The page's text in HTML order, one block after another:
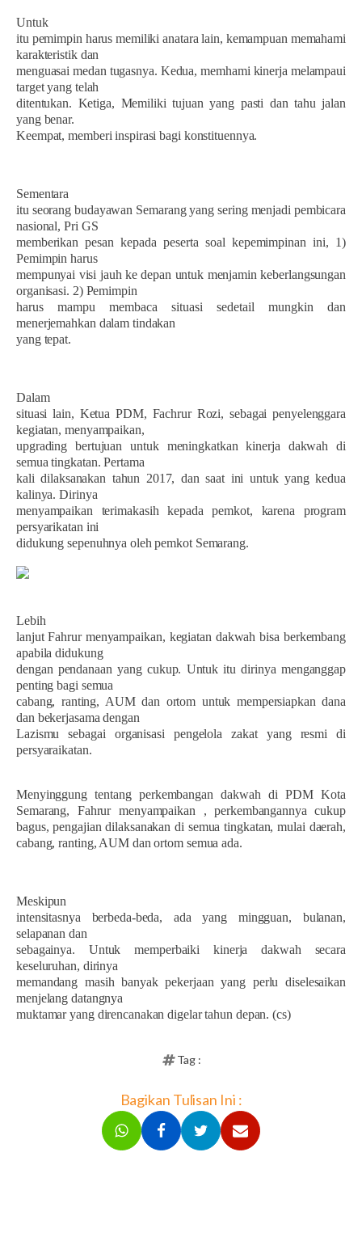
Untuk
itu pemimpin harus memiliki anatara lain, kemampuan memahami
karakteristik dan
menguasai medan tugasnya. Kedua, memhami kinerja melampaui
target yang telah
ditentukan. Ketiga, Memiliki tujuan yang pasti dan tahu jalan
yang benar.
Keempat, memberi inspirasi bagi konstituennya.
Sementara
itu seorang budayawan Semarang yang sering menjadi pembicara
nasional, Pri GS
memberikan pesan kepada peserta soal kepemimpinan ini, 1)
Pemimpin harus
mempunyai visi jauh ke depan untuk menjamin keberlangsungan
organisasi. 2) Pemimpin
harus mampu membaca situasi sedetail mungkin dan
menerjemahkan dalam tindakan
yang tepat.
Dalam
situasi lain, Ketua PDM, Fachrur Rozi, sebagai penyelenggara
kegiatan, menyampaikan,
upgrading bertujuan untuk meningkatkan kinerja dakwah di
semua tingkatan. Pertama
kali dilaksanakan tahun 2017, dan saat ini untuk yang kedua
kalinya. Dirinya
menyampaikan terimakasih kepada pemkot, karena program
persyarikatan ini
didukung sepenuhnya oleh pemkot Semarang.
Lebih
lanjut Fahrur menyampaikan, kegiatan dakwah bisa berkembang
apabila didukung
dengan pendanaan yang cukup. Untuk itu dirinya menganggap
penting bagi semua
cabang, ranting, AUM dan ortom untuk mempersiapkan dana
dan bekerjasama dengan
Lazismu sebagai organisasi pengelola zakat yang resmi di
persyaraikatan.
Menyinggung tentang perkembangan dakwah di PDM Kota
Semarang, Fahrur menyampaikan , perkembangannya cukup
bagus, pengajian dilaksanakan di semua tingkatan, mulai daerah,
cabang, ranting, AUM dan ortom semua ada.
Meskipun
intensitasnya berbeda-beda, ada yang mingguan, bulanan,
selapanan dan
sebagainya. Untuk memperbaiki kinerja dakwah secara
keseluruhan, dirinya
memandang masih banyak pekerjaan yang perlu diselesaikan
menjelang datangnya
muktamar yang direncanakan digelar tahun depan. (cs)
Tag :
Bagikan Tulisan Ini :